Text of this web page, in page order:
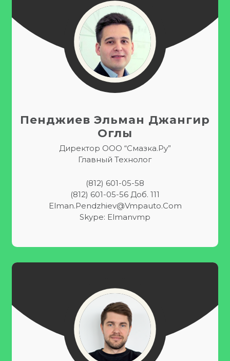
Пенджиев Эльман Джангир
Оглы
Директор ООО “Смазка.ру”
Главный Технолог
(812) 601-05-58
(812) 601-05-56 Доб. 111
Elman.pendzhiev@vmpauto.com
Skype: Elmanvmp